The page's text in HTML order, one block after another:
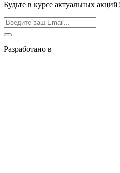
Будьте в курсе актуальных акций!
Разработано в